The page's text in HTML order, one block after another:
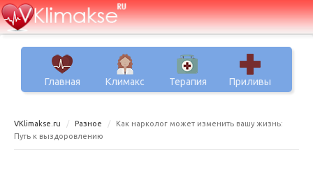
Главная Климакс Терапия Приливы
VKlimakse.ru Разное
Как нарколог может изменить вашу жизнь:
Путь к выздоровлению